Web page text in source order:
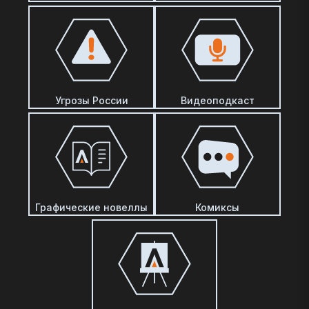
Угрозы России Видеоподкаст
Графические новеллы Комиксы